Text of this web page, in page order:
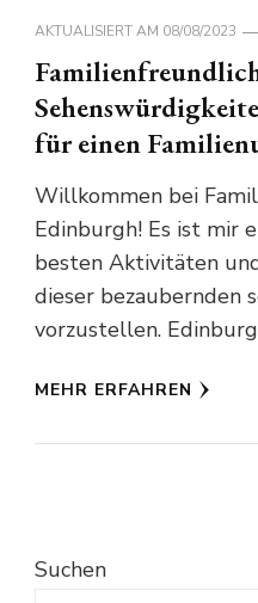
AKTUALISIERT AM 08/08/2023
für einen
Willkommen bei
Edinburgh! Es ist mir
besten Aktivitäten
dieser bezaubernden
vorzustellen.
MEHR ERFAHREN
Suchen